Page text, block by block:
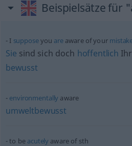
Beispielsätze für
I supposeyou areaware of your
Sie sind sich doch hoffentlich
bewusst
environmentally aware
umweltbewusst
to be acutely aware ofsth